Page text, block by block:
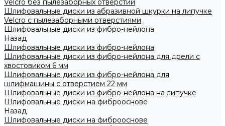
Velcro без пылезаборных отверстий
Шлифовальные диски из абразивной шкурки на липучке
Velcro с пылезаборными отверстиями
Шлифовальные диски из фибро-нейлона
Назад
Шлифовальные диски из фибро-нейлона
Шлифовальные диски из фибро-нейлона для дрели с
хвостовиком 6 мм
Шлифовальные диски из фибро-нейлона для
шлифмашины с отверстием 22 мм
Шлифовальные диски из фибро-нейлона на липучке
Шлифовальные диски на фиброоснове
Назад
Шлифовальные диски на фиброоснове